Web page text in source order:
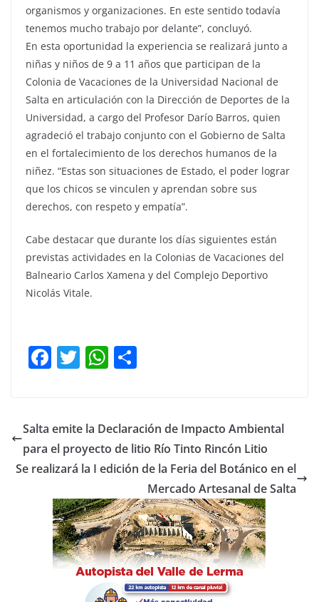
organismos y organizaciones. En este sentido todavía
tenemos mucho trabajo por delante”, concluyó.
En esta oportunidad la experiencia se realizará junto a
niñas y niños de 9 a 11 años que participan de la
Colonia de Vacaciones de la Universidad Nacional de
Salta en articulación con la Dirección de Deportes de la
Universidad, a cargo del Profesor Darío Barros, quien
agradeció el trabajo conjunto con el Gobierno de Salta
en el fortalecimiento de los derechos humanos de la
niñez. “Estas son situaciones de Estado, el poder lograr
que los chicos se vinculen y aprendan sobre sus
derechos, con respeto y empatía”.
Cabe destacar que durante los días siguientes están
previstas actividades en la Colonias de Vacaciones del
Balneario Carlos Xamena y del Complejo Deportivo
Nicolás Vitale.
F
e
b
o
o
k
T
er
W
s
A
p
p
p
ar
tir
Salta emite la Declaración de Impacto Ambiental
para el proyecto de litio Río Tinto Rincón Litio
Se realizará la I edición de la Feria del Botánico en el
Mercado Artesanal de Salta